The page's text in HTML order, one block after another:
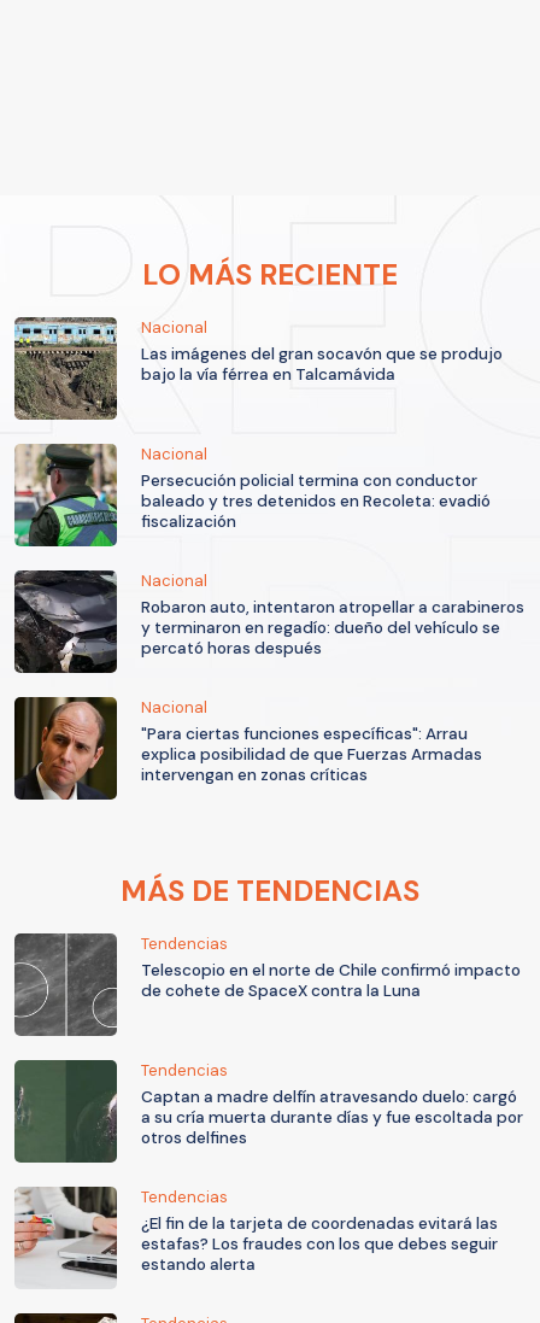
LO MÁS RECIENTE
Nacional
Las imágenes del gran socavón que se produjo
bajo la vía férrea en Talcamávida
Nacional
Persecución policial termina con conductor
baleado y tres detenidos en Recoleta: evadió
fiscalización
Nacional
Robaron auto, intentaron atropellar a carabineros
y terminaron en regadío: dueño del vehículo se
percató horas después
Nacional
"Para ciertas funciones específicas": Arrau
explica posibilidad de que Fuerzas Armadas
intervengan en zonas críticas
MÁS DE TENDENCIAS
Tendencias
Telescopio en el norte de Chile confirmó impacto
de cohete de SpaceX contra la Luna
Tendencias
Captan a madre delfín atravesando duelo: cargó
a su cría muerta durante días y fue escoltada por
otros delfines
Tendencias
¿El fin de la tarjeta de coordenadas evitará las
estafas? Los fraudes con los que debes seguir
estando alerta